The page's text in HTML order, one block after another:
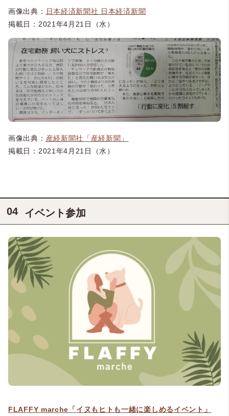
画像出典： 日本経済新聞社 日本経済新聞
掲載日：2021年4月21日（水）
画像出典： 産経新聞社「産経新聞」
掲載日：2021年4月21日（水）
イベント参加
FLAFFY marche「イヌもヒトも一緒に楽しめるイベント」